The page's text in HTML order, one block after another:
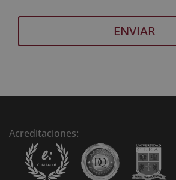
telefónica y/o email):
e
Acreditaciones: